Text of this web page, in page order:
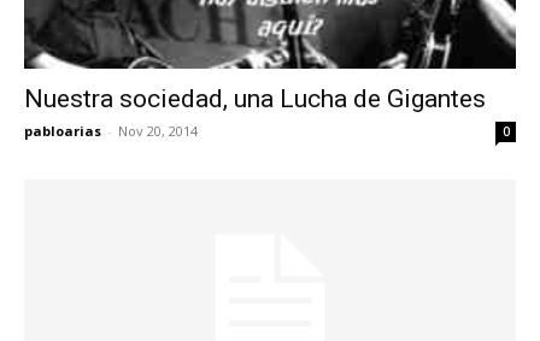
Nuestra sociedad, una Lucha de Gigantes
pabloarias - Nov 20, 2014 0